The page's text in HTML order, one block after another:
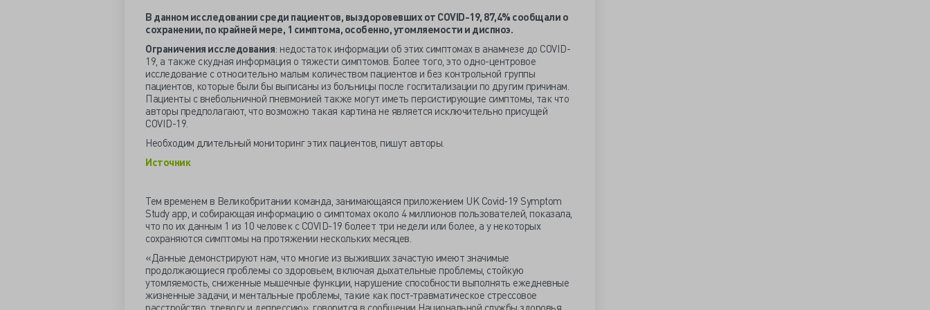
В данном исследовании среди пациентов, выздоровевших от COVID-19, 87,4% сообщали о
сохранении, по крайней мере, 1 симптома, особенно, утомляемости и диспноэ.
Ограничения исследования: недостаток информации об этих симптомах в анамнезе до COVID-
19, а также скудная информация о тяжести симптомов. Более того, это одно-центровое
исследование с относительно малым количеством пациентов и без контрольной группы
пациентов, которые были бы выписаны из больницы после госпитализации по другим причинам.
Пациенты с внебольничной пневмонией также могут иметь персистирующие симптомы, так что
авторы предполагают, что возможно такая картина не является исключительно присущей
COVID-19.
Необходим длительный мониторинг этих пациентов, пишут авторы.
Источник
Тем временем в Великобритании команда, занимающаяся приложением UK Covid-19 Symptom
Study app, и собирающая информацию о симптомах около 4 миллионов пользователей, показала,
что по их данным 1 из 10 человек с COVID-19 болеет три недели или более, а у некоторых
сохраняются симптомы на протяжении нескольких месяцев.
«Данные демонстрируют нам, что многие из выживших зачастую имеют значимые
продолжающиеся проблемы со здоровьем, включая дыхательные проблемы, стойкую
утомляемость, сниженные мышечные функции, нарушение способности выполнять ежедневные
жизненные задачи, и ментальные проблемы, такие как пост-травматическое стрессовое
расстройство, тревогу и депрессию», говорится в сообщении Национальной службы здоровья